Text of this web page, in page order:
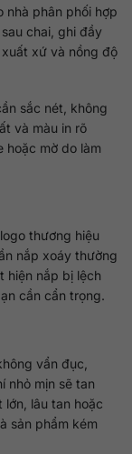
nhà phân phối hợp
chai, ghi đầy
xứ và nồng độ
sắc nét, không
và màu in rõ
hoặc mờ do làm
thương hiệu
nắp xoáy thường
hiện nắp bị lệch
cần cẩn trọng.
vẩn đục,
nhỏ mịn sẽ tan
lâu tan hoặc
sản phẩm kém